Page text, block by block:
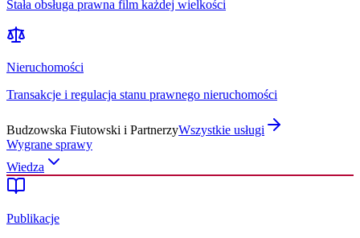
Stała obsługa prawna film każdej wielkości
Nieruchomości
Transakcje i regulacja stanu prawnego nieruchomości
Budzowska Fiutowski i PartnerzyWszystkie usługi
Wygrane sprawy
Wiedza
Publikacje